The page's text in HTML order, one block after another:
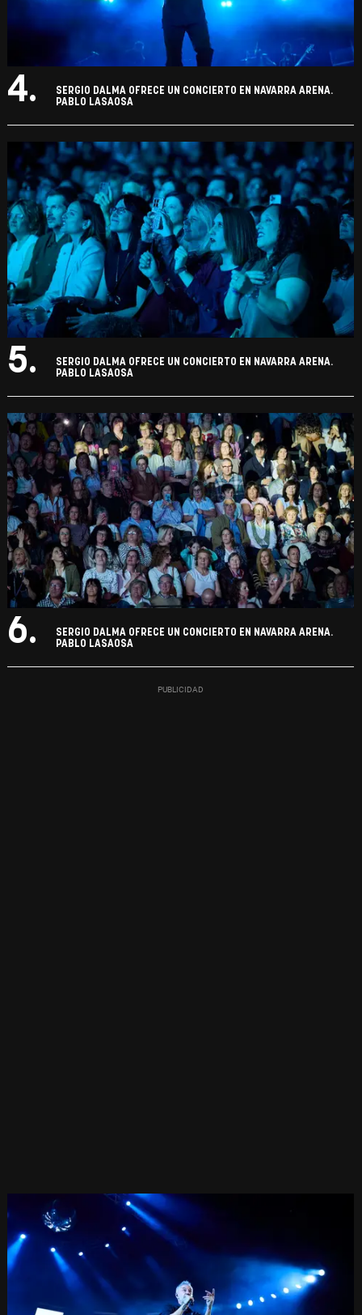
4.
SERGIO DALMA OFRECE UN CONCIERTO EN NAVARRA ARENA.
PABLO LASAOSA
5.
SERGIO DALMA OFRECE UN CONCIERTO EN NAVARRA ARENA.
PABLO LASAOSA
6.
SERGIO DALMA OFRECE UN CONCIERTO EN NAVARRA ARENA.
PABLO LASAOSA